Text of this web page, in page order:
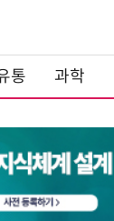
통 과학